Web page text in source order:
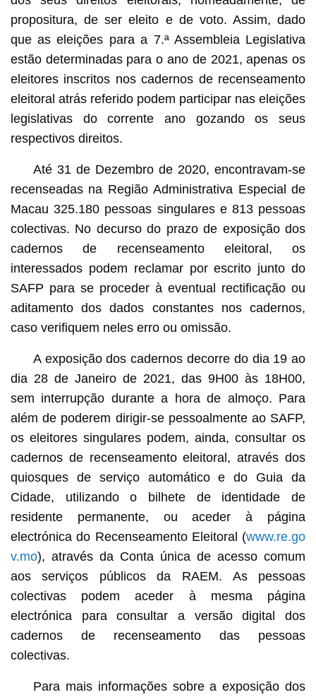
propositura, de ser eleito e de voto. Assim, dado
que as eleições para a 7.ª Assembleia Legislativa
estão determinadas para o ano de 2021, apenas os
eleitores inscritos nos cadernos de recenseamento
eleitoral atrás referido podem participar nas eleições
legislativas do corrente ano gozando os seus
respectivos direitos.
Até 31 de Dezembro de 2020, encontravam-se
recenseadas na Região Administrativa Especial de
Macau 325.180 pessoas singulares e 813 pessoas
colectivas. No decurso do prazo de exposição dos
cadernos de recenseamento eleitoral, os
interessados podem reclamar por escrito junto do
SAFP para se proceder à eventual rectificação ou
aditamento dos dados constantes nos cadernos,
caso verifiquem neles erro ou omissão.
A exposição dos cadernos decorre do dia 19 ao
dia 28 de Janeiro de 2021, das 9H00 às 18H00,
sem interrupção durante a hora de almoço. Para
além de poderem dirigir-se pessoalmente ao SAFP,
os eleitores singulares podem, ainda, consultar os
cadernos de recenseamento eleitoral, através dos
quiosques de serviço automático e do Guia da
Cidade, utilizando o bilhete de identidade de
residente permanente, ou aceder à página
electrónica do Recenseamento Eleitoral (www.re.go
v.mo), através da Conta única de acesso comum
aos serviços públicos da RAEM. As pessoas
colectivas podem aceder à mesma página
electrónica para consultar a versão digital dos
cadernos de recenseamento das pessoas
colectivas.
Para mais informações sobre a exposição dos